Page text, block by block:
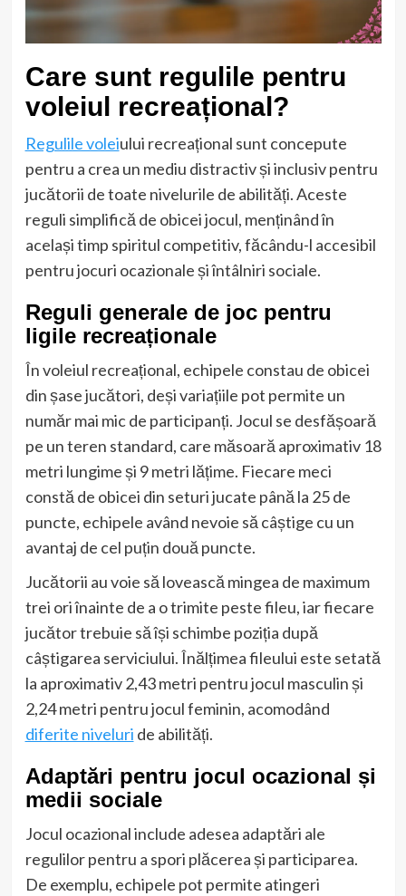
Care sunt regulile pentru
voleiul recreațional?
Regulile voleiului recreațional sunt concepute
pentru a crea un mediu distractiv și inclusiv pentru
jucătorii de toate nivelurile de abilități. Aceste
reguli simplifică de obicei jocul, menținând în
același timp spiritul competitiv, făcându-l accesibil
pentru jocuri ocazionale și întâlniri sociale.
Reguli generale de joc pentru
ligile recreaționale
În voleiul recreațional, echipele constau de obicei
din șase jucători, deși variațiile pot permite un
număr mai mic de participanți. Jocul se desfășoară
pe un teren standard, care măsoară aproximativ 18
metri lungime și 9 metri lățime. Fiecare meci
constă de obicei din seturi jucate până la 25 de
puncte, echipele având nevoie să câștige cu un
avantaj de cel puțin două puncte.
Jucătorii au voie să lovească mingea de maximum
trei ori înainte de a o trimite peste fileu, iar fiecare
jucător trebuie să își schimbe poziția după
câștigarea serviciului. Înălțimea fileului este setată
la aproximativ 2,43 metri pentru jocul masculin și
2,24 metri pentru jocul feminin, acomodând
diferite niveluri de abilități.
Adaptări pentru jocul ocazional și
medii sociale
Jocul ocazional include adesea adaptări ale
regulilor pentru a spori plăcerea și participarea.
De exemplu, echipele pot permite atingeri